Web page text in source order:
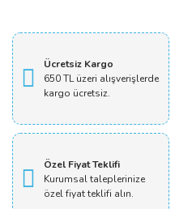
Ücretsiz Kargo
650 TL üzeri alışverişlerde
kargo ücretsiz.
Özel Fiyat Teklifi
Kurumsal taleplerinize
özel fiyat teklifi alın.